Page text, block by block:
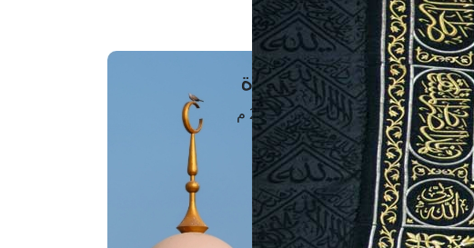
الفتوى الهاتفية
مَواقِيتُ الصَّـــلاة
القاهرة · 08 أغسطس 2026 م
الفجر
4 :42
الشروق
6 :18
الظهر